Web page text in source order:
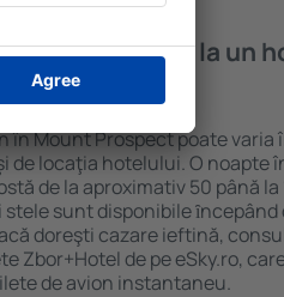
de cazare la un
în Mount Prospect poate varia
de locaţia hotelului. O noapte
de la aproximativ 50 până la
sunt disponibile ȋncepând
doreşti cazare ieftină,
Zbor+Hotel de pe eSky.ro,
de avion instantaneu.